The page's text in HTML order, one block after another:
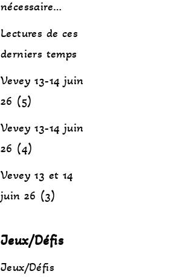
nécessaire…
Lectures de ces
derniers temps
Vevey 13-14 juin
26 (5)
Vevey 13-14 juin
26 (4)
Vevey 13 et 14
juin 26 (3)
Jeux/Défis
Jeux/Défis